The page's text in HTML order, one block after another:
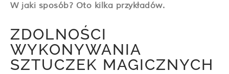
W jaki sposób? Oto kilka przykładów.
ZDOLNOŚCI
WYKONYWANIA
SZTUCZEK MAGICZNYCH